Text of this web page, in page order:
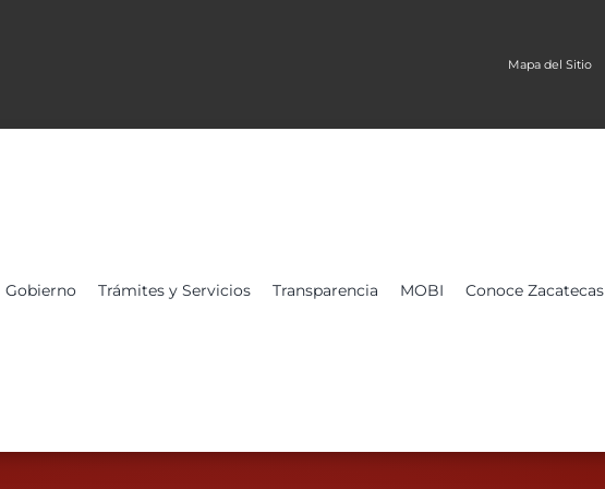
Mapa del Sitio
Gobierno Trámites y Servicios Transparencia MOBI Conoce Zacatecas